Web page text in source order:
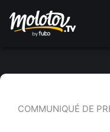
COMMUNIQUÉ DE